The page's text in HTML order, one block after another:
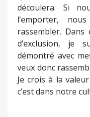
découlera. Si
l’emporter,
rassembler.
d’exclusion, je
démontré avec
veux donc
Je crois à la
c’est dans notre